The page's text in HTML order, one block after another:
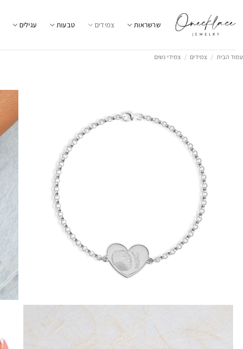
content
שרשראות צמידים טבעות עגילים
עמוד הבית / צמידים / צמידי נשים